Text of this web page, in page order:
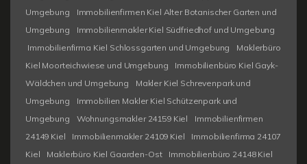
Umgebung
Immobilienfirmen Kiel Alter Botanischer Garten und
Umgebung
Immobilienmakler Kiel Südfriedhof und Umgebung
Immobilienfirma Kiel Schlossgarten und Umgebung
Maklerbüro
Kiel Moorteichwiese und Umgebung
Immobilienbüro Kiel Gayk-
Wäldchen und Umgebung
Makler Kiel Schrevenpark und
Umgebung
Immobilien Makler Kiel Schützenpark und
Umgebung
Wohnungsmakler 24159 Kiel
Immobilienfirmen
24149 Kiel
Immobilienmakler 24109 Kiel
Immobilienfirma 24107
Kiel
Maklerbüro Kiel Gaarden-Ost
Immobilienbüro 24148 Kiel